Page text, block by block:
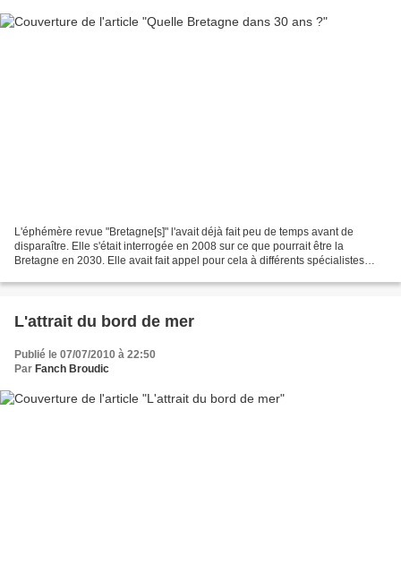
L'éphémère revue "Bretagne[s]" l'avait déjà fait peu de temps avant de
disparaître. Elle s'était interrogée en 2008 sur ce que pourrait être la
Bretagne en 2030. Elle avait fait appel pour cela à différents spécialistes
L'attrait du bord de mer
Publié le 07/07/2010 à 22:50
Par Fanch Broudic